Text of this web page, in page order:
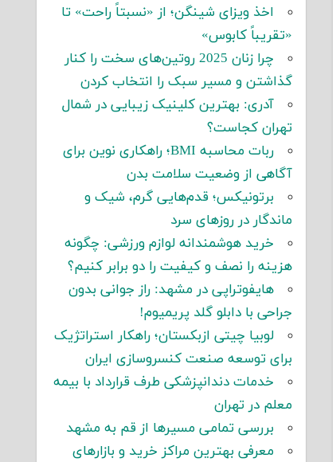
اخذ ویزای شینگن؛ از «نسبتاً راحت» تا
«تقریباً کابوس»
چرا زنان 2025 روتین‌های سخت را کنار
گذاشتن و مسیر سبک را انتخاب کردن
آدری: بهترین کلینیک زیبایی در شمال
تهران کجاست؟
ربات محاسبه BMI؛ راهکاری نوین برای
آگاهی از وضعیت سلامت بدن
برتونیکس؛ قدم‌هایی گرم، شیک و
ماندگار در روزهای سرد
خرید هوشمندانه لوازم ورزشی: چگونه
هزینه را نصف و کیفیت را دو برابر کنیم؟
هایفوتراپی در مشهد: راز جوانی بدون
جراحی با دابلو گلد پریمیوم!
لوبیا چیتی ازبکستان؛ راهکار استراتژیک
برای توسعه صنعت کنسروسازی ایران
خدمات دندانپزشکی طرف قرارداد با بیمه
معلم در تهران
بررسی تمامی مسیرها از قم به مشهد
معرفی بهترین مراکز خرید و بازارهای